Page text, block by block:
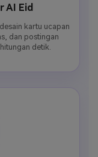
AI Eid
kartu ucapan
dan postingan
detik.